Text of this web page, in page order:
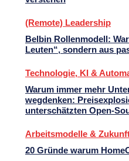
(Remote) Leadership
Belbin Rollenmodell:
Leuten“, sondern aus
Technologie, KI &
Warum immer mehr
wegdenken:
unterschätzten Open-
Arbeitsmodelle &
20 Gründe warum